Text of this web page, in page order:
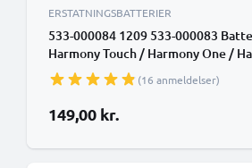
ERSTATNINGSBATTERIER
533-000084 1209 533-000083
Harmony Touch / Harmony One /
1050mAh Udskiftning af batteri
Værktøj Set
(16 anmeldelser)
149,00 kr.